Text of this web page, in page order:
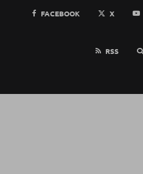
FACEBOOK X
RSS